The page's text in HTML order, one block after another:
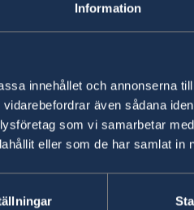
Information
innehållet och annonserna
även sådana
som vi samarbetar
eller som de har samlat in
mycket aktuella
Sverige som en
och andra
där potentialen
finns inom
på såväl export- och
planerar delta i
och Andalusien)
på området avser
och lokal nivå.